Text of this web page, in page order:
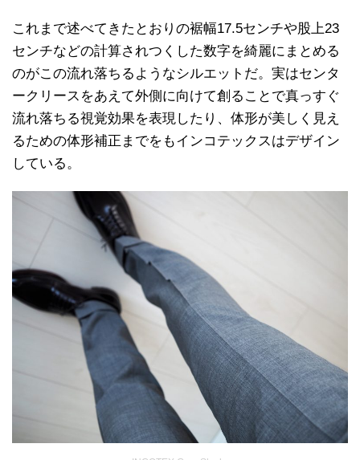
これまで述べてきたとおりの裾幅17.5センチや股上23
センチなどの計算されつくした数字を綺麗にまとめる
のがこの流れ落ちるようなシルエットだ。実はセンタ
ークリースをあえて外側に向けて創ることで真っすぐ
流れ落ちる視覚効果を表現したり、体形が美しく見え
るための体形補正までをもインコテックスはデザイン
している。